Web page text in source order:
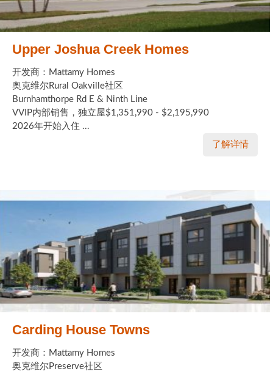
Upper Joshua Creek Homes
开发商：Mattamy Homes
奥克维尔Rural Oakville社区
Burnhamthorpe Rd E & Ninth Line
VVIP内部销售，独立屋$1,351,990 - $2,195,990
2026年开始入住 ...
了解详情
Carding House Towns
开发商：Mattamy Homes
奥克维尔Preserve社区